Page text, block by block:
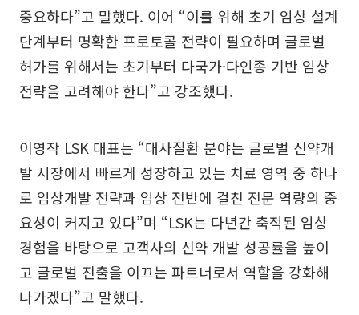
중요하다”고 말했다. 이어 “이를 위해 초기 임상 설계
단계부터 명확한 프로토콜 전략이 필요하며 글로벌
허가를 위해서는 초기부터 다국가·다인종 기반 임상
전략을 고려해야 한다”고 강조했다.
이영작 LSK 대표는 “대사질환 분야는 글로벌 신약개
발 시장에서 빠르게 성장하고 있는 치료 영역 중 하나
로 임상개발 전략과 임상 전반에 걸친 전문 역량의 중
요성이 커지고 있다”며 “LSK는 다년간 축적된 임상
경험을 바탕으로 고객사의 신약 개발 성공률을 높이
고 글로벌 진출을 이끄는 파트너로서 역할을 강화해
나가겠다”고 말했다.